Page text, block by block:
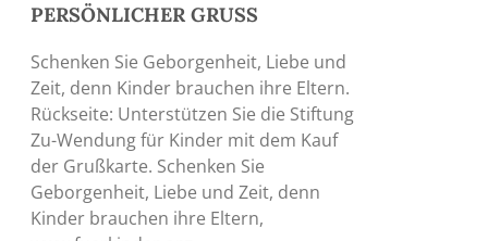
PERSÖNLICHER GRUSS
Schenken Sie Geborgenheit, Liebe und
Zeit, denn Kinder brauchen ihre Eltern.
Rückseite: Unterstützen Sie die Stiftung
Zu-Wendung für Kinder mit dem Kauf
der Grußkarte. Schenken Sie
Geborgenheit, Liebe und Zeit, denn
Kinder brauchen ihre Eltern,